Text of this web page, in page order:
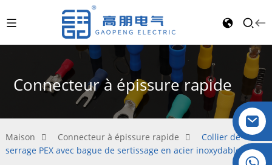
Cristal : +86 19032081821
Connecteur à épissure rapide
Maison Connecteur à épissure rapide
Collier de
serrage PEX avec bague de sertissage en acier inoxydable